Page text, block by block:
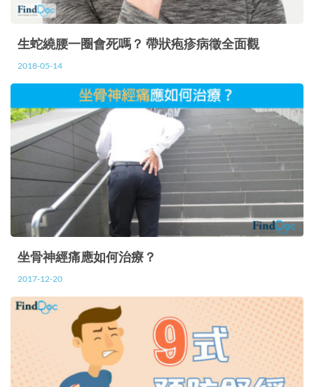
生蛇繞腰一圈會死嗎？ 帶狀疱疹病徵全面觀
2018-05-14
坐骨神經痛應如何治療？
2017-12-20